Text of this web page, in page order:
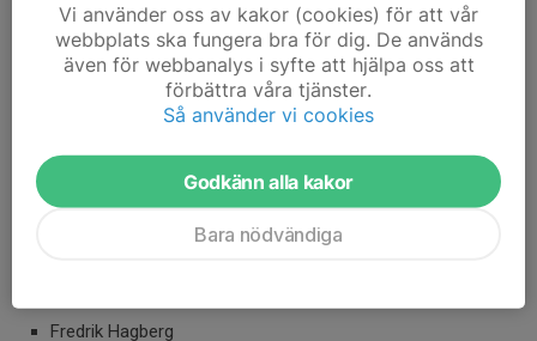
Samordnande kontakter
Håkan Liljeqvist
Tävlingssamordnare:
Skidspår:
Fredrik Hagberg
Vi använder oss av kakor (cookies) för att vår
webbplats ska fungera bra för dig. De används
även för webbanalys i syfte att hjälpa oss att
förbättra våra tjänster.
Så använder vi cookies
Godkänn alla kakor
Bara nödvändiga